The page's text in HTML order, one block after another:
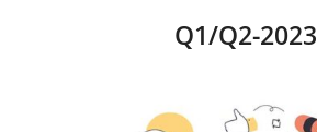
Q1/Q2-2023